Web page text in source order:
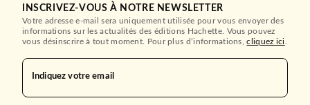
INSCRIVEZ-VOUS À NOTRE NEWSLETTER
Votre adresse e-mail sera uniquement utilisée pour vous envoyer des
informations sur les actualités des éditions Hachette. Vous pouvez
vous désinscrire à tout moment. Pour plus d’informations,cliquez ici
Indiquez votre email